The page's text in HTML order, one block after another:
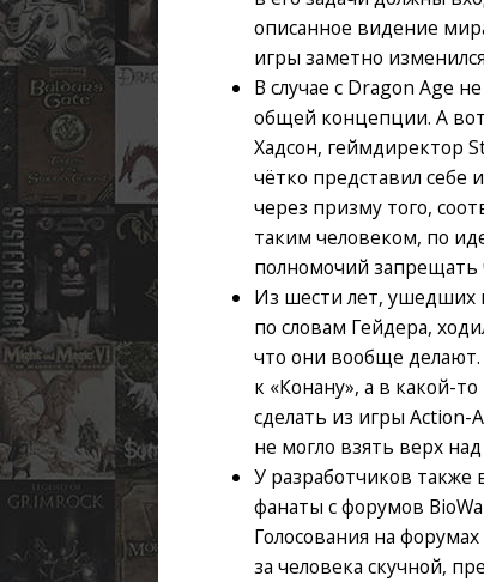
описанное видение
игры заметно
В случае с Dragon Age
общей концепции. А
Хадсон, геймдиректор
чётко представил себе
через призму того,
таким человеком, по
полномочий запрещать
Из шести лет, ушедших
по словам Гейдера,
что они вообще делают.
к «Конану», а в какой-
сделать из игры
не могло взять верх
У разработчиков
фанаты с форумов
Голосования на
за человека скучной,